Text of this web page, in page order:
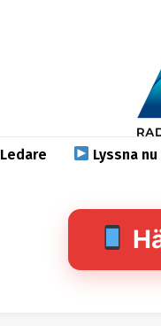
Ledare Lyssna nu